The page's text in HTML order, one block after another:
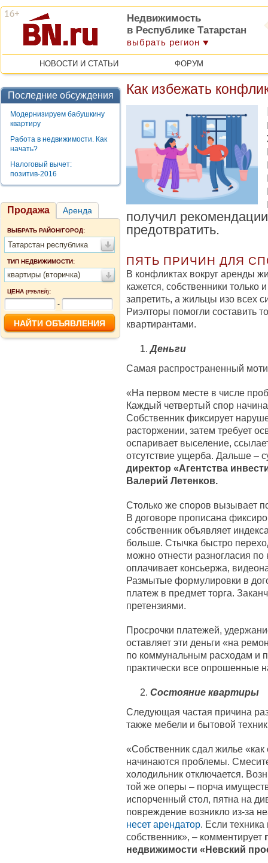
Недвижимость
в Республике Татарстан
выбрать регион
НОВОСТИ И СТАТЬИ ФОРУМ
Последние обсуждения
Модернизируем бабушкину
квартиру
Работа в недвижимости. Как
начать?
Налоговый вычет:
позитив-2016
Продажа Аренда
ВЫБРАТЬ РАЙОН/ГОРОД:
Татарстан республика
ТИП НЕДВИЖИМОСТИ:
квартиры (вторичка)
ЦЕНА (РУБЛЕЙ):
-
Как избежать
получил
предотвратить.
ПЯТЬ ПРИЧИН ДЛЯ
В конфликтах вокруг аренды
кажется, собственники только
запретить, а жильцы изо всех
Риэлторы помогли составить
квартирантами.
Деньги
Самая распространенный
«На первом месте в числе
Каждый четвертый спор
Собственник фиксирует
расторжении, затем требует
оспаривает выселение,
отсутствие ущерба. Дальше –
директор «Агентства
Валерий Летенков.
Столько же споров вызывает
В договоре прописана
собственник объявляет
больше. Стычка быстро
можно отнести разногласия
оплачивает консьержа,
Размытые формулировки в
платеж в предмет торга.
претензиями.
Просрочки платежей,
оставляет эти деньги «на
по коммунальным расходам и
практически все опрошенные
Состояние квартиры
Следующая частая причина
также мебели и бытовой
«Собственник сдал жилье
начинаются проблемы.
холодильник отключается.
той же оперы – порча
испорченный стол, пятна на
повреждение возникло из-за
несет арендатор. Если
собственник», – комментирует
недвижимости «Невский